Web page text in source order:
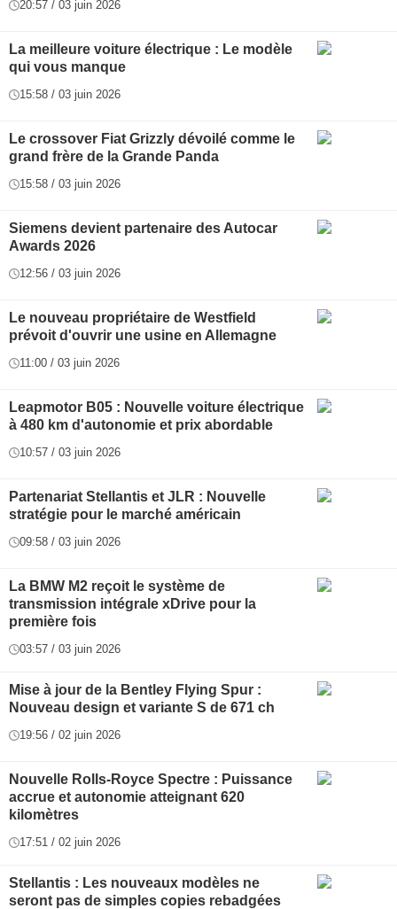
20:57 / 03 juin 2026
La meilleure voiture électrique : Le modèle
qui vous manque
15:58 / 03 juin 2026
Le crossover Fiat Grizzly dévoilé comme le
grand frère de la Grande Panda
15:58 / 03 juin 2026
Siemens devient partenaire des Autocar
Awards 2026
12:56 / 03 juin 2026
Le nouveau propriétaire de Westfield
prévoit d'ouvrir une usine en Allemagne
11:00 / 03 juin 2026
Leapmotor B05 : Nouvelle voiture électrique
à 480 km d'autonomie et prix abordable
10:57 / 03 juin 2026
Partenariat Stellantis et JLR : Nouvelle
stratégie pour le marché américain
09:58 / 03 juin 2026
La BMW M2 reçoit le système de
transmission intégrale xDrive pour la
première fois
03:57 / 03 juin 2026
Mise à jour de la Bentley Flying Spur :
Nouveau design et variante S de 671 ch
19:56 / 02 juin 2026
Nouvelle Rolls-Royce Spectre : Puissance
accrue et autonomie atteignant 620
kilomètres
17:51 / 02 juin 2026
Stellantis : Les nouveaux modèles ne
seront pas de simples copies rebadgées